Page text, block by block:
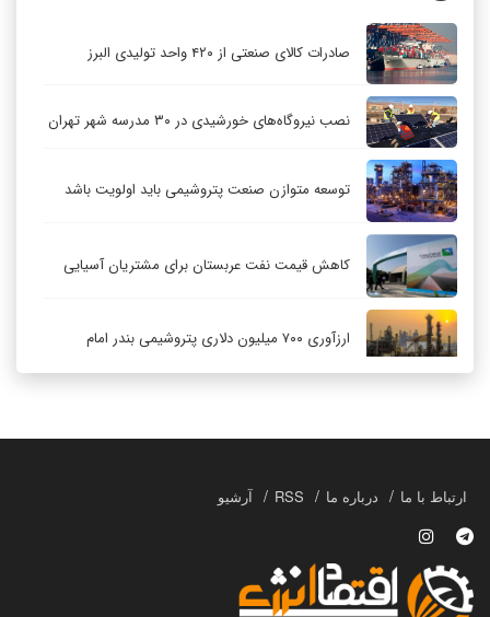
صادرات کالای صنعتی از ۴۲۰ واحد تولیدی البرز
نصب نیروگاه‌های خورشیدی در ۳۰ مدرسه شهر تهران
توسعه متوازن صنعت پتروشیمی باید اولویت باشد
کاهش قیمت نفت عربستان برای مشتریان آسیایی
ارزآوری ۷۰۰ میلیون دلاری پتروشیمی بندر امام
چگونه انتخاب صحیح لوله‌ها باعث دوام سیستم‌های
ارتباط با ما درباره ما RSS آرشیو